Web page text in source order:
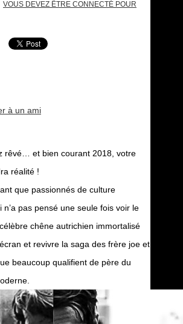
VOUS DEVEZ ÊTRE CONNECTÉ POUR
à un ami
rêvé… et bien courant 2018, votre
réalité !
que passionnés de culture
n’a pas pensé une seule fois voir le
chêne autrichien immortalisé
et revivre la saga des frère joe et
beaucoup qualifient de père du